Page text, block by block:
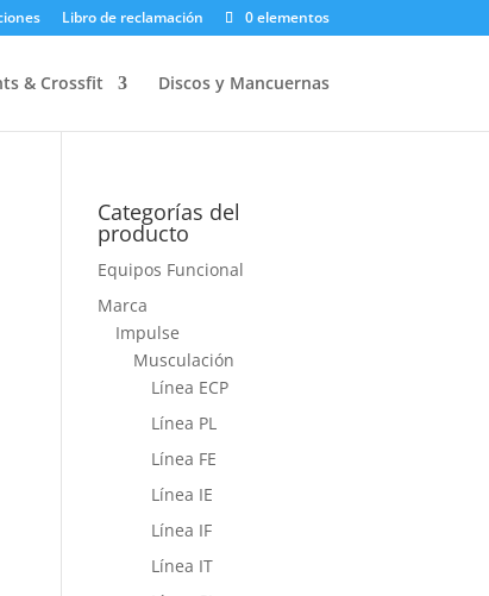
Libro de reclamación 0 elementos
& Crossfit Discos y Mancuernas
Categorías del
producto
Equipos Funcional
Marca
Impulse
Musculación
Línea ECP
Línea PL
Línea FE
Línea IE
Línea IF
Línea IT